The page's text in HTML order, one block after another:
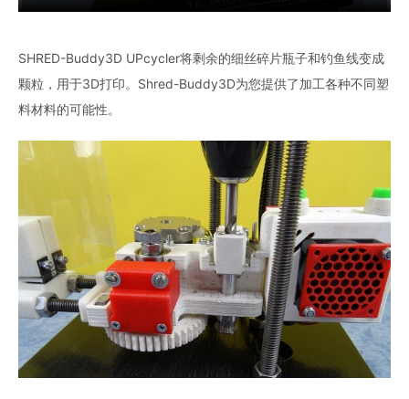
SHRED-Buddy3D UPcycler将剩余的细丝碎片瓶子和钓鱼线变成
颗粒，用于3D打印。Shred-Buddy3D为您提供了加工各种不同塑
料材料的可能性。